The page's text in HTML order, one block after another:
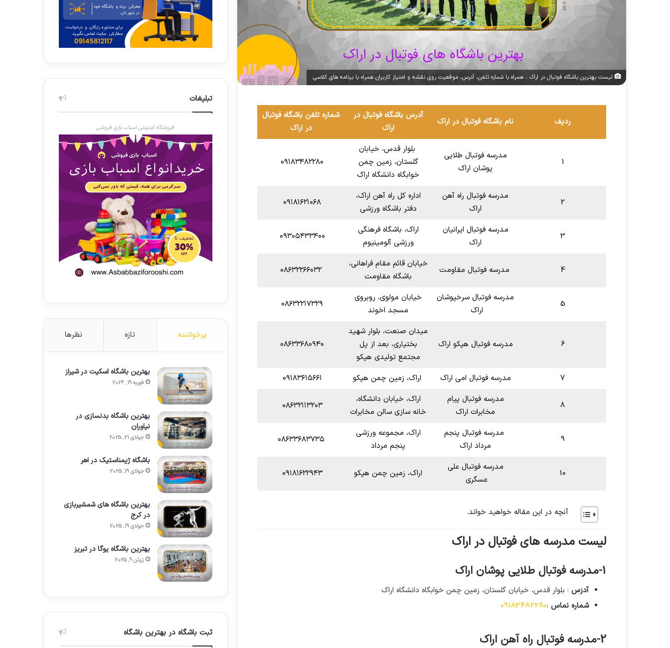
لیست بهترین باشگاه فوتبال در اراک ، همراه با شماره تلفن، آدرس، موقعیت روی نقشه و امتیاز کاربران همراه با برنامه های کلاسی.
ردیف نام باشگاه فوتبال در اراک
آدرس باشگاه فوتبال در
اراک
شماره تلفن باشگاه فوتبال
در اراک
1
مدرسه فوتبال طلایی
پوشان اراک
بلوار قدس، خیابان
گلستان، زمین چمن
خوابگاه دانشگاه اراک
۰۹۱۸۳۴۸۲۲۸۰
2
مدرسه فوتبال راه آهن
اراک
اداره کل راه آهن اراک،
دفتر باشگاه ورزشی
۰۹۱۸۱۶۲۱۰۶۸
3
مدرسه فوتبال ایرانیان
اراک
اراک، باشگاه فرهنگی
ورزشی آلومینیوم
۰۹۳۰۵۴۳۳۴۰۰
4 مدرسه فوتبال مقاومت
خیابان قائم مقام فراهانی،
باشگاه مقاومت
۰۸۶۳۲۲۶۶۰۳۲
5
مدرسه فوتبال سرخپوشان
اراک
خیابان مولوی، روبروی
مسجد اخوند
۰۸۶۳۲۲۱۷۳۲۹
6 مدرسه فوتبال هپکو اراک
میدان صنعت، بلوار شهید
بختیاری، بعد از پل
مجتمع تولیدی هپکو
۰۸۶۳۳۶۸۰۹۴۰
7 مدرسه فوتبال امی اراک اراک، زمین چمن هپکو ۰۹۱۸۳۶۱۵۶۶۱
8
مدرسه فوتبال پیام
مخابرات اراک
اراک، خیابان دانشگاه،
خانه سازی سالن مخابرات
۰۸۶۳۲۱۱۳۲۰۳
9
مدرسه فوتبال پنجم
مرداد اراک
اراک، مجموعه ورزشی
پنجم مرداد
۰۸۶۳۳۶۸۳۷۳۵
10
مدرسه فوتبال علی
عسگری
اراک، زمین چمن هپکو ۰۹۱۸۱۶۲۲۹۴۳
آنچه در این مقاله خواهید خواند.
لیست مدرسه های فوتبال در اراک
1-مدرسه فوتبال طلایی پوشان اراک
آدزس : بلوار قدس، خیابان گلستان، زمین چمن خوابگاه دانشگاه اراک
شماره نماس :
09183482280
2-مدرسه فوتبال راه آهن اراک
تبلیغات
فروشگاه اینترنتی اسباب بازی فروشی
پرخواننده تازه نظرها
بهترین باشگاه اسکیت در شیراز
فوریه 19, 2026
بهترین باشگاه بدنسازی در
نیاوران
جولای 21, 2025
باشگاه ژیمناستیک در اهر
جولای 19, 2025
بهترین باشگاه های شمشیربازی
در کرج
جولای 19, 2025
بهترین باشگاه یوگا در تبریز
ژوئن 9, 2025
ثبت باشگاه در بهترین باشگاه